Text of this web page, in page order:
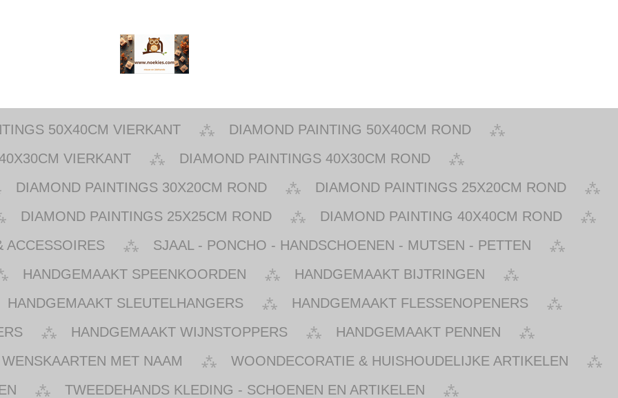
50X40CM VIERKANT
DIAMOND PAINTING 50X40CM ROND
VIERKANT
DIAMOND PAINTINGS 40X30CM ROND
DIAMOND PAINTINGS 30X20CM ROND
DIAMOND PAINTINGS 25X20CM ROND
DIAMOND PAINTINGS 25X25CM ROND
DIAMOND PAINTING 40X40CM ROND
ACCESSOIRES
SJAAL - PONCHO - HANDSCHOENEN - MUTSEN - PETTEN
HANDGEMAAKT SPEENKOORDEN
HANDGEMAAKT BIJTRINGEN
HANDGEMAAKT SLEUTELHANGERS
HANDGEMAAKT FLESSENOPENERS
HANDGEMAAKT WIJNSTOPPERS
HANDGEMAAKT PENNEN
WENSKAARTEN MET NAAM
WOONDECORATIE & HUISHOUDELIJKE ARTIKELEN
TWEEDEHANDS KLEDING - SCHOENEN EN ARTIKELEN